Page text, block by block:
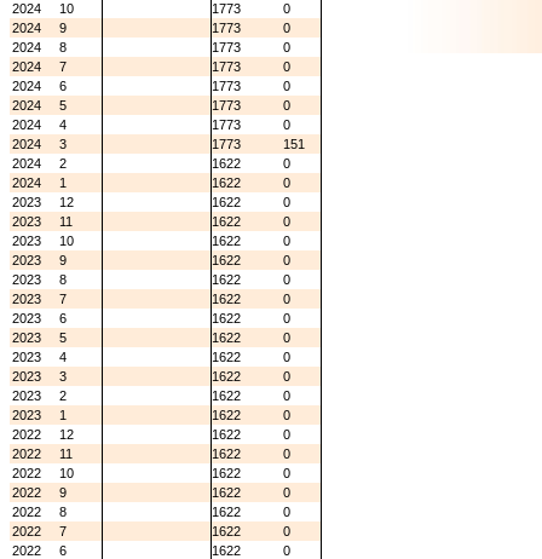
2024
10 1773
0
2024
9 1773
0
2024
8 1773
0
2024
7 1773
0
2024
6 1773
0
2024
5 1773
0
2024
4 1773
0
2024
3 1773
151
2024
2 1622
0
2024
1 1622
0
2023
12 1622
0
2023
11 1622
0
2023
10 1622
0
2023
9 1622
0
2023
8 1622
0
2023
7 1622
0
2023
6 1622
0
2023
5 1622
0
2023
4 1622
0
2023
3 1622
0
2023
2 1622
0
2023
1 1622
0
2022
12 1622
0
2022
11 1622
0
2022
10 1622
0
2022
9 1622
0
2022
8 1622
0
2022
7 1622
0
2022
6 1622
0